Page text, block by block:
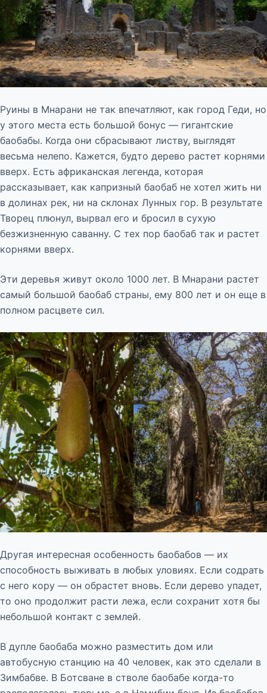
Руины в Мнарани не так впечатляют, как город Геди, но
у этого места есть большой бонус — гигантские
баобабы. Когда они сбрасывают листву, выглядят
весьма нелепо. Кажется, будто дерево растет корнями
вверх. Есть африканская легенда, которая
рассказывает, как капризный баобаб не хотел жить ни
в долинах рек, ни на склонах Лунных гор. В результате
Творец плюнул, вырвал его и бросил в сухую
безжизненную саванну. С тех пор баобаб так и растет
корнями вверх.
Эти деревья живут около 1000 лет. В Мнарани растет
самый большой баобаб страны, ему 800 лет и он еще в
полном расцвете сил.
Другая интересная особенность баобабов — их
способность выживать в любых уловиях. Если содрать
с него кору — он обрастет вновь. Если дерево упадет,
то оно продолжит расти лежа, если сохранит хотя бы
небольшой контакт с землей.
В дупле баобаба можно разместить дом или
автобусную станцию на 40 человек, как это сделали в
Зимбабве. В Ботсване в стволе баобабе когда-то